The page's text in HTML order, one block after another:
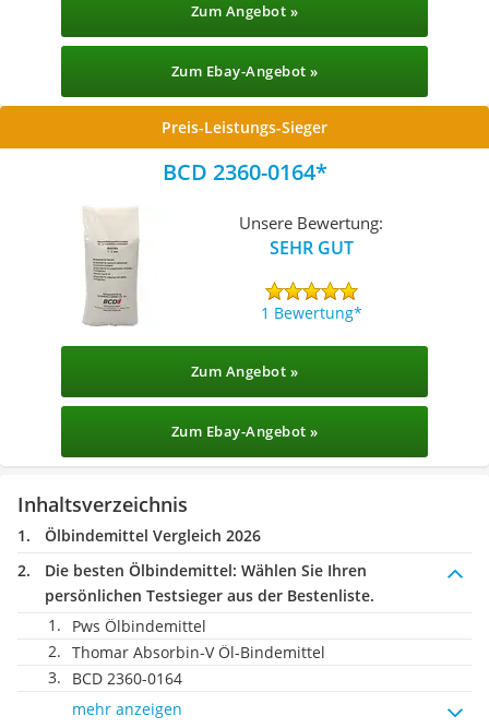
Zum Angebot »
Zum Ebay-Angebot »
Preis-Leistungs-Sieger
BCD 2360-0164
Unsere Bewertung:
SEHR GUT
1 Bewertung
Zum Angebot »
Zum Ebay-Angebot »
Inhaltsverzeichnis
Ölbindemittel Vergleich 2026
Die besten Ölbindemittel: Wählen Sie Ihren
persönlichen Testsieger aus der Bestenliste.
Pws Ölbindemittel
Thomar Absorbin-V Öl-Bindemittel
BCD 2360-0164
mehr anzeigen